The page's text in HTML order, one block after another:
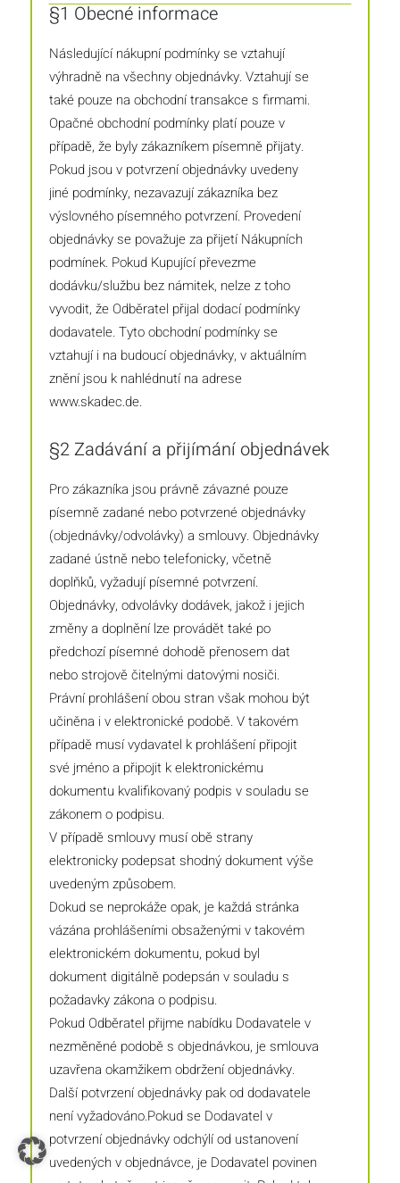
§1 Obecné informace
Následující nákupní podmínky se vztahují
výhradně na všechny objednávky. Vztahují se
také pouze na obchodní transakce s firmami.
Opačné obchodní podmínky platí pouze v
případě, že byly zákazníkem písemně přijaty.
Pokud jsou v potvrzení objednávky uvedeny
jiné podmínky, nezavazují zákazníka bez
výslovného písemného potvrzení. Provedení
objednávky se považuje za přijetí Nákupních
podmínek. Pokud Kupující převezme
dodávku/službu bez námitek, nelze z toho
vyvodit, že Odběratel přijal dodací podmínky
dodavatele. Tyto obchodní podmínky se
vztahují i na budoucí objednávky, v aktuálním
znění jsou k nahlédnutí na adrese
www.skadec.de.
§2 Zadávání a přijímání objednávek
Pro zákazníka jsou právně závazné pouze
písemně zadané nebo potvrzené objednávky
(objednávky/odvolávky) a smlouvy. Objednávky
zadané ústně nebo telefonicky, včetně
doplňků, vyžadují písemné potvrzení.
Objednávky, odvolávky dodávek, jakož i jejich
změny a doplnění lze provádět také po
předchozí písemné dohodě přenosem dat
nebo strojově čitelnými datovými nosiči.
Právní prohlášení obou stran však mohou být
učiněna i v elektronické podobě. V takovém
případě musí vydavatel k prohlášení připojit
své jméno a připojit k elektronickému
dokumentu kvalifikovaný podpis v souladu se
zákonem o podpisu.
V případě smlouvy musí obě strany
elektronicky podepsat shodný dokument výše
uvedeným způsobem.
Dokud se neprokáže opak, je každá stránka
vázána prohlášeními obsaženými v takovém
elektronickém dokumentu, pokud byl
dokument digitálně podepsán v souladu s
požadavky zákona o podpisu.
Pokud Odběratel přijme nabídku Dodavatele v
nezměněné podobě s objednávkou, je smlouva
uzavřena okamžikem obdržení objednávky.
Další potvrzení objednávky pak od dodavatele
není vyžadováno.Pokud se Dodavatel v
potvrzení objednávky odchýlí od ustanovení
uvedených v objednávce, je Dodavatel povinen